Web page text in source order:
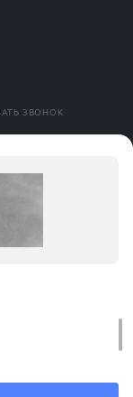
ЗВОНОК
дом
данных